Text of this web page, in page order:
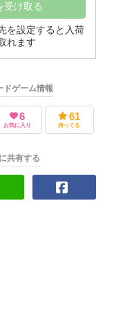
受け取る
を設定すると入荷
れます
ドゲーム情報
6
お気に入り
61
持ってる
共有する